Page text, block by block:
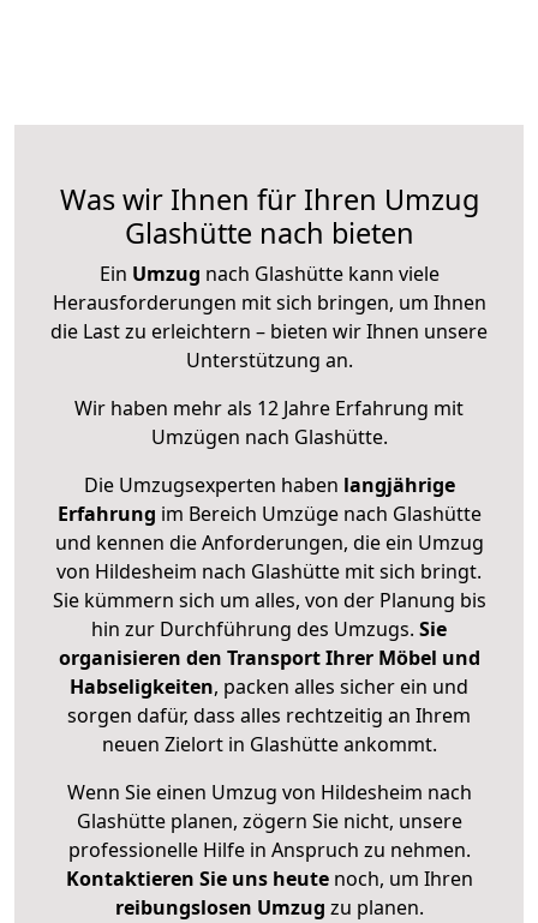
Was wir Ihnen für Ihren Umzug
Glashütte nach bieten
Ein Umzug nach Glashütte kann viele
Herausforderungen mit sich bringen, um Ihnen
die Last zu erleichtern – bieten wir Ihnen unsere
Unterstützung an.
Wir haben mehr als 12 Jahre Erfahrung mit
Umzügen nach Glashütte.
Die Umzugsexperten haben langjährige
Erfahrung im Bereich Umzüge nach Glashütte
und kennen die Anforderungen, die ein Umzug
von Hildesheim nach Glashütte mit sich bringt.
Sie kümmern sich um alles, von der Planung bis
hin zur Durchführung des Umzugs. Sie
organisieren den Transport Ihrer Möbel und
Habseligkeiten, packen alles sicher ein und
sorgen dafür, dass alles rechtzeitig an Ihrem
neuen Zielort in Glashütte ankommt.
Wenn Sie einen Umzug von Hildesheim nach
Glashütte planen, zögern Sie nicht, unsere
professionelle Hilfe in Anspruch zu nehmen.
Kontaktieren Sie uns heutenoch, um Ihren
reibungslosen Umzug zu planen.